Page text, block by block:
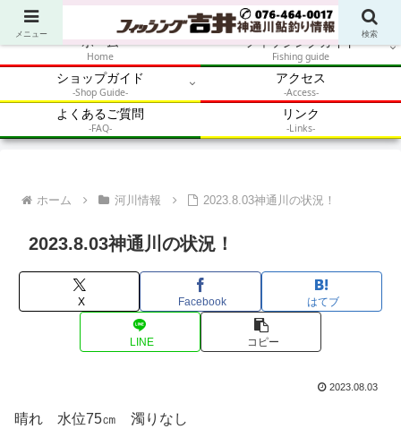
アウトドア・釣り・鮎・自然体験を加速させるメディア
ホーム
Home
フィッシングガイド
Fishing guide
ショップガイド
-Shop Guide-
アクセス
-Access-
よくあるご質問
-FAQ-
リンク
-Links-
ホーム 河川情報 2023.8.03神通川の状況！
2023.8.03神通川の状況！
X Facebook はてブ
LINE コピー
2023.08.03
晴れ 水位75㎝ 濁りなし
メニュー 検索